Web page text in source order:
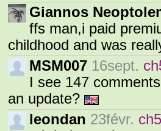
Giannos
ffs man,i paid
childhood and was
MSM007 16sept.
I see 147
an update?
leondan 23févr.